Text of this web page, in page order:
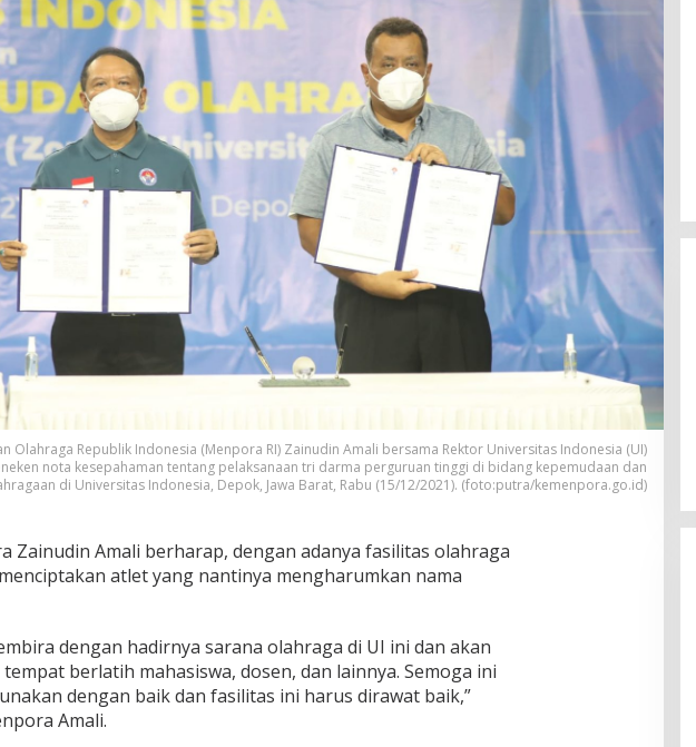
Olahraga Republik Indonesia (Menpora RI) Zainudin Amali bersama Rektor Universitas Indonesia (UI)
nota kesepahaman tentang pelaksanaan tri darma perguruan tinggi di bidang kepemudaan dan
di Universitas Indonesia, Depok, Jawa Barat, Rabu (15/12/2021). (foto:putra/kemenpora.go.id)
Zainudin Amali berharap, dengan adanya fasilitas olahraga
atlet yang nantinya mengharumkan nama
dengan hadirnya sarana olahraga di UI ini dan akan
tempat berlatih mahasiswa, dosen, dan lainnya. Semoga ini
dengan baik dan fasilitas ini harus dirawat baik,”
Amali.